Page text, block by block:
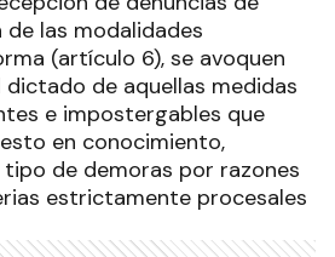
de las modalidades
(artículo 6), se avoquen
de aquellas medidas
e impostergables que
en conocimiento,
de demoras por razones
estrictamente procesales